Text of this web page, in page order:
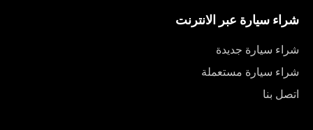
شراء سيارة عبر الانترنت
شراء سيارة جديدة
شراء سيارة مستعملة
اتصل بنا